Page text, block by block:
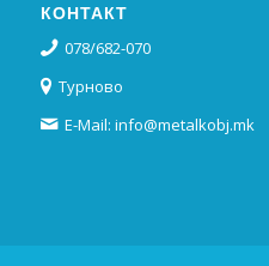
КОНТАКТ
078/682-070
Турново
E-Mail: info@metalkobj.mk